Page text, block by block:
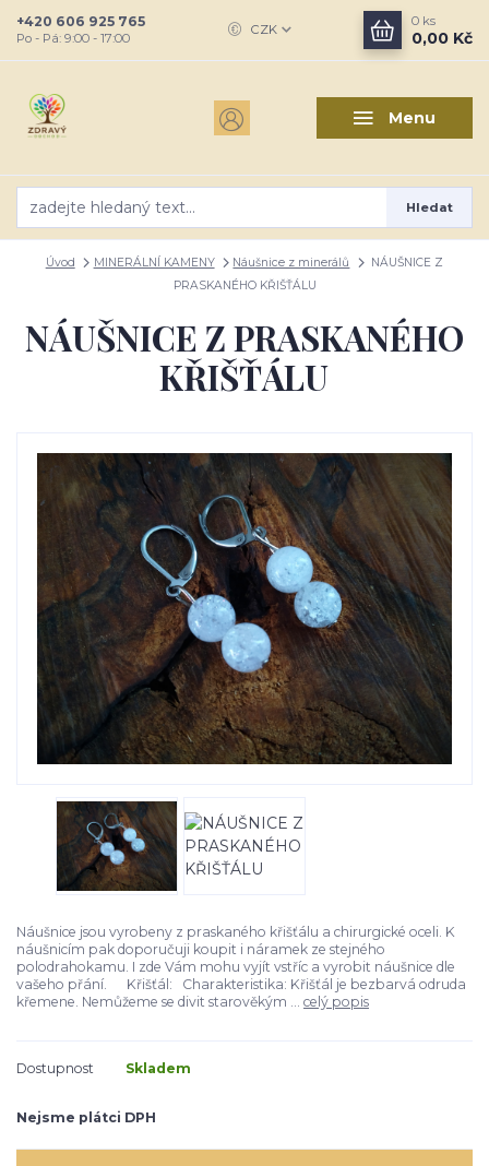
Menu
CZK
Hledat
+420 606 925 765
Po - Pá: 9:00 - 17:00
0 ks
0,00 Kč
Úvod MINERÁLNÍ KAMENY Náušnice z minerálů
NÁUŠNICE Z
PRASKANÉHO KŘIŠŤÁLU
NÁUŠNICE Z PRASKANÉHO
KŘIŠŤÁLU
Náušnice jsou vyrobeny z praskaného křišťálu a chirurgické oceli. K
náušnicím pak doporučuji koupit i náramek ze stejného
polodrahokamu. I zde Vám mohu vyjít vstříc a vyrobit náušnice dle
vašeho přání. Křišťál: Charakteristika: Křišťál je bezbarvá odruda
křemene. Nemůžeme se divit starověkým ... celý popis
Dostupnost Skladem
Nejsme plátci DPH